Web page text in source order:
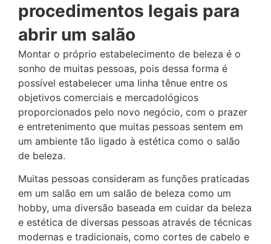
procedimentos legais para
abrir um salão
Montar o próprio estabelecimento de beleza é o
sonho de muitas pessoas, pois dessa forma é
possível estabelecer uma linha tênue entre os
objetivos comerciais e mercadológicos
proporcionados pelo novo negócio, com o prazer
e entretenimento que muitas pessoas sentem em
um ambiente tão ligado à estética como o salão
de beleza.
Muitas pessoas consideram as funções praticadas
em um salão em um salão de beleza como um
hobby, uma diversão baseada em cuidar da beleza
e estética de diversas pessoas através de técnicas
modernas e tradicionais, como cortes de cabelo e